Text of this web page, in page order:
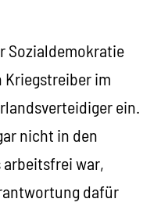
Sozialdemokratie
Kriegstreiber im
ein.
nicht in den
arbeitsfrei war,
dafür